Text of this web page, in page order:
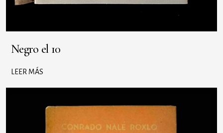
Negro el 10
LEER MÁS